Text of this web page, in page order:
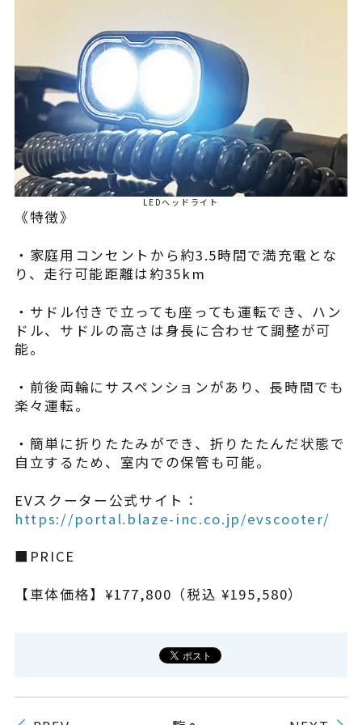
LEDヘッドライト
《特徴》
・家庭用コンセントから約3.5時間で満充電とな
り、走行可能距離は約35km
・サドル付きで立っても座っても運転でき、ハン
ドル、サドルの高さは身長に合わせて調整が可
能。
・前後両輪にサスペンションがあり、長時間でも
楽々運転。
・簡単に折りたたみができ、折りたたんだ状態で
自立するため、室内での保管も可能。
EVスクーター公式サイト：
https://portal.blaze-inc.co.jp/evscooter/
■PRICE
【車体価格】¥177,800（税込 ¥195,580）